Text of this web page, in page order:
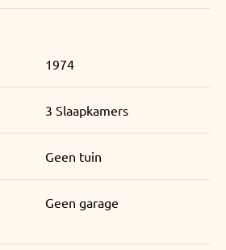
1974
3 Slaapkamers
Geen tuin
Geen garage